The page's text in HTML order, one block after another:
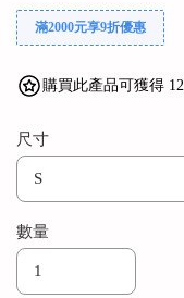
滿2000元享9折優惠
購買此產品可獲得
尺寸
數量